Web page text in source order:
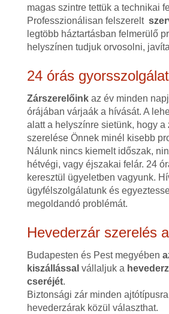
magas szintre tettük a technikai
Professzionálisan felszerelt
legtöbb háztartásban felmerülő
helyszínen tudjuk orvosolni,
24 órás gyorsszolgálat
Zárszerelőinkaz év minden
órájában várjaák a hívását. A
alatt a helyszínre sietünk, hogy a
szerelése Önnek minél kisebb
Nálunk nincs kiemelt időszak,
hétvégi, vagy éjszakai felár. 24
keresztül ügyeletben vagyunk.
ügyfélszolgálatunk és
megoldandó problémát.
Hevederzár szerelés
Budapesten és Pest megyében
kiszállással vállaljuk a
cseréjét.
Biztonsági zár minden
hevederzárak közül választhat.